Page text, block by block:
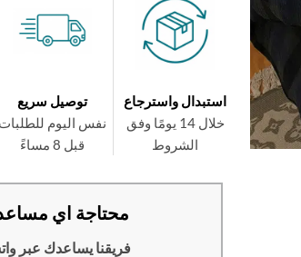
استبدال واسترجاع
خلال 14 يومًا وفق
الشروط
توصيل سريع
نفس اليوم للطلبات
قبل 8 مساءً
محتاجة اي
فريقنا يساعدك عبر